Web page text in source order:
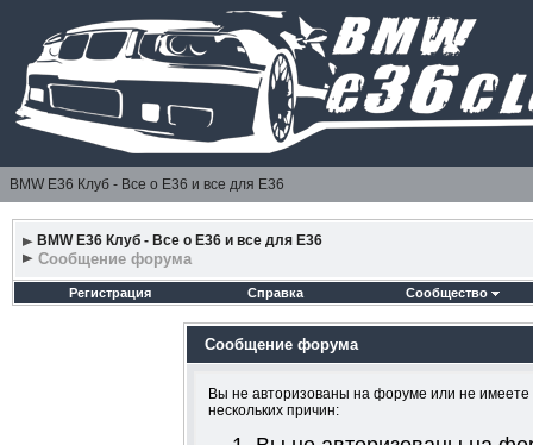
BMW E36 Клуб - Все о Е36 и все для Е36
BMW E36 Клуб - Все о Е36 и все для Е36
Сообщение форума
Регистрация Справка Сообщество
Сообщение форума
Вы не авторизованы на форуме или не имеете
нескольких причин: